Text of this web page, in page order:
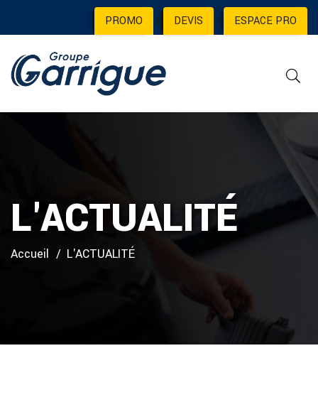
PROMO | DEVIS | ESPACE PRO
L'ACTUALITÉ
Accueil L'ACTUALITÉ